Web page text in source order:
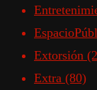
Extorsión
Extra (80)